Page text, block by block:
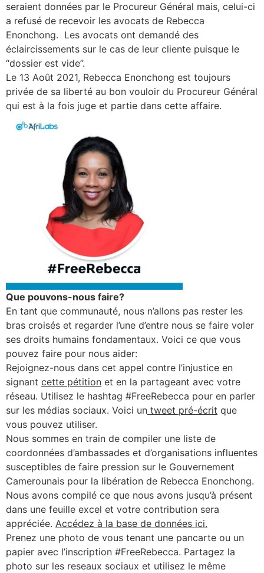
seraient données par le Procureur Général mais, celui-ci
a refusé de recevoir les avocats de Rebecca
Enonchong. Les avocats ont demandé des
éclaircissements sur le cas de leur cliente puisque le
“dossier est vide”.
Le 13 Août 2021, Rebecca Enonchong est toujours
privée de sa liberté au bon vouloir du Procureur Général
qui est à la fois juge et partie dans cette affaire.
Que pouvons-nous faire?
En tant que communauté, nous n’allons pas rester les
bras croisés et regarder l’une d’entre nous se faire voler
ses droits humains fondamentaux. Voici ce que vous
pouvez faire pour nous aider:
Rejoignez-nous dans cet appel contre l’injustice en
signant cette pétition et en la partageant avec votre
réseau. Utilisez le hashtag #FreeRebecca pour en parler
sur les médias sociaux. Voici un tweet pré-écrit que
vous pouvez utiliser.
Nous sommes en train de compiler une liste de
coordonnées d’ambassades et d’organisations influentes
susceptibles de faire pression sur le Gouvernement
Camerounais pour la libération de Rebecca Enonchong.
Nous avons compilé ce que nous avons jusqu’à présent
dans une feuille excel et votre contribution sera
appréciée. Accédez à la base de données ici.
Prenez une photo de vous tenant une pancarte ou un
papier avec l’inscription #FreeRebecca. Partagez la
photo sur les reseaux sociaux et utilisez le même